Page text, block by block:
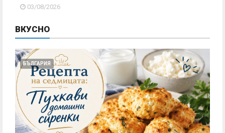
03/08/2026
ВКУСНО
БЪЛГАРИЯ